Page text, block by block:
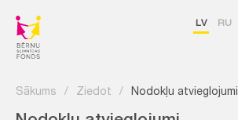
LV RU
Sākums / Ziedot / Nodokļu atvieglojumi